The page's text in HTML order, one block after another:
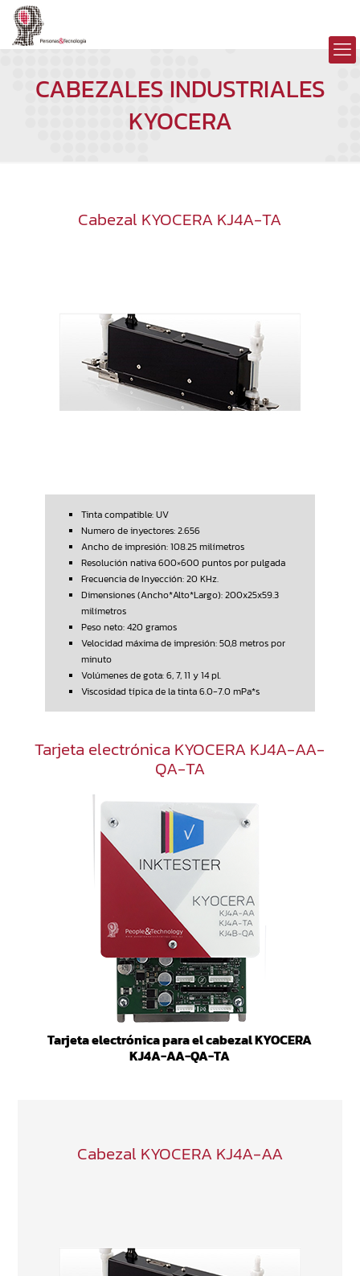
CABEZALES INDUSTRIALES
KYOCERA
Cabezal KYOCERA KJ4A-TA
Tinta compatible: UV
Numero de inyectores: 2.656
Ancho de impresión: 108.25 milímetros
Resolución nativa 600×600 puntos por pulgada
Frecuencia de Inyección: 20 KHz.
Dimensiones (Ancho*Alto*Largo): 200x25x59.3
milímetros
Peso neto: 420 gramos
Velocidad máxima de impresión: 50,8 metros por
minuto
Volúmenes de gota: 6, 7, 11 y 14 pl.
Viscosidad típica de la tinta 6.0-7.0 mPa*s
Tarjeta electrónica KYOCERA KJ4A-AA-
QA-TA
Tarjeta electrónica para el cabezal KYOCERA
KJ4A-AA-QA-TA
Cabezal KYOCERA KJ4A-AA